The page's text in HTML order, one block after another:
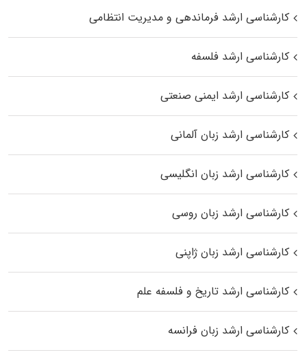
کارشناسی ارشد فرماندهی و مدیریت انتظامی
کارشناسی ارشد فلسفه
کارشناسی ارشد ایمنی صنعتی
کارشناسی ارشد زبان آلمانی
کارشناسی ارشد زبان انگلیسی
کارشناسی ارشد زبان روسی
کارشناسی ارشد زبان ژاپنی
کارشناسی ارشد تاریخ و فلسفه علم
کارشناسی ارشد زبان فرانسه